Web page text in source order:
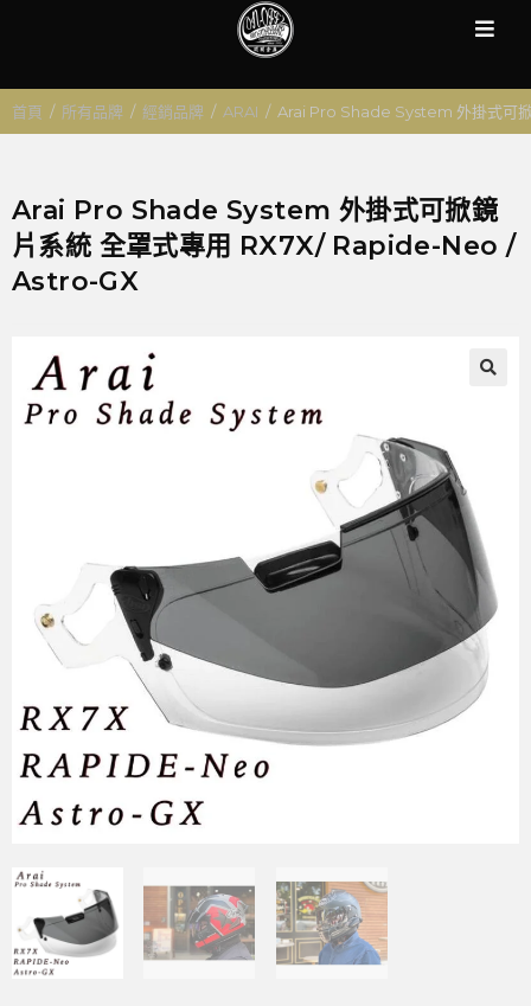
首頁 / 所有品牌 / 經銷品牌 / ARAI / Arai Pro Shade System 外掛式可
Arai Pro Shade System 外掛式可掀鏡
片系統 全罩式專用 RX7X/ Rapide-Neo /
Astro-GX